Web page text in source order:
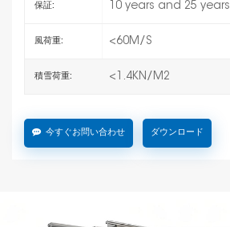
保証: 10 years and 25 years
風荷重: <60M/S
積雪荷重: <1.4KN/M2
今すぐお問い合わせ ダウンロード